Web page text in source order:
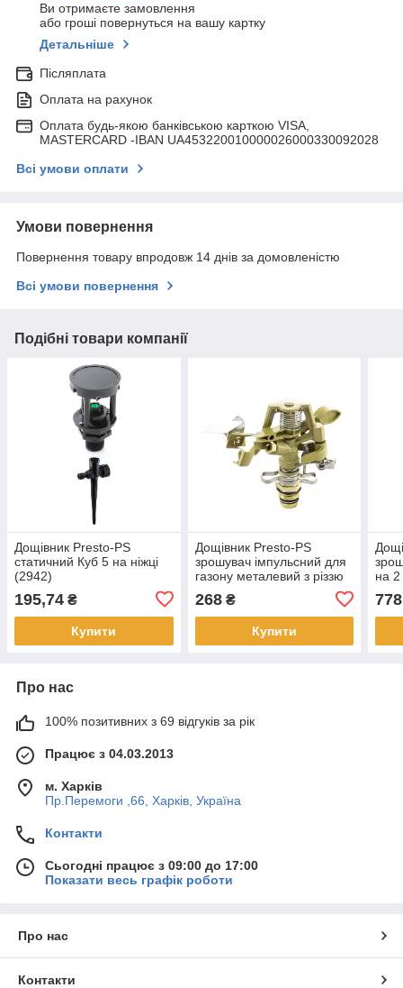
Ви отримаєте замовлення
або гроші повернуться на вашу картку
Детальніше
Післяплата
Оплата на рахунок
Оплата будь-якою банківською карткою VISA,
MASTERCARD -IBAN UA453220010000026000330092028
Всі умови оплати
Умови повернення
Повернення товару впродовж 14 днів за домовленістю
Всі умови повернення
Подібні товари компанії
Дощівник Presto-PS
статичний Куб 5 на ніжці
(2942)
195,74 ₴
Купити
Дощівник Presto-PS
зрошувач імпульсний для
газону металевий з різзю
268₴
Купити
на 2
778
Про нас
100% позитивних з 69 відгуків за рік
Працює з 04.03.2013
м. Харків
Пр.Перемоги ,66, Харків, Україна
Контакти
Сьогодні працює з 09:00 до 17:00
Показати весь графік роботи
Про нас
Контакти